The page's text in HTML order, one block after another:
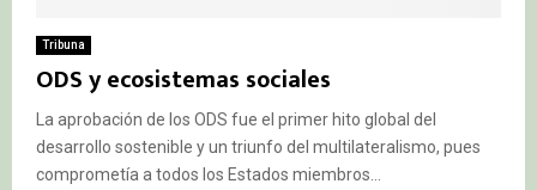
Tribuna
ODS y ecosistemas sociales
La aprobación de los ODS fue el primer hito global del
desarrollo sostenible y un triunfo del multilateralismo, pues
comprometía a todos los Estados miembros...